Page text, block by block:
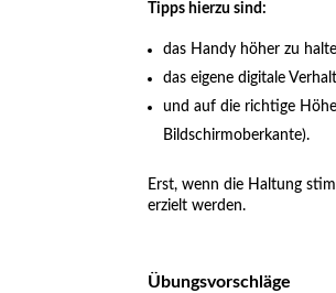
Tipps hierzu sind:
das Handy höher zu
das eigene digitale
und auf die richtige
Bildschirmoberkante).
Erst, wenn die Haltung
erzielt werden.
Übungsvorschläge